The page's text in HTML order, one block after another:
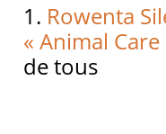
1. Rowenta
« Animal Care
de tous